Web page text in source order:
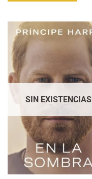
SIN EXISTENCIAS